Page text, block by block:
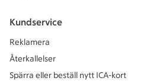
Kundservice
Reklamera
Återkallelser
Spärra eller beställ nytt ICA-kort